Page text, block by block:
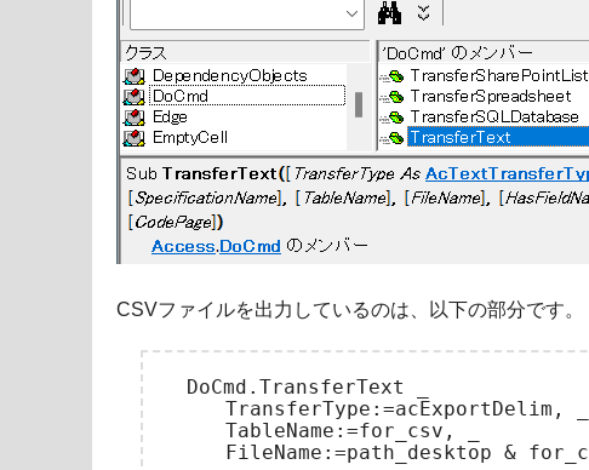
CSVファイルを出力しているのは、以下の部分です。
DoCmd.TransferText _
TransferType:=acExportDelim, _
TableName:=for_csv, _